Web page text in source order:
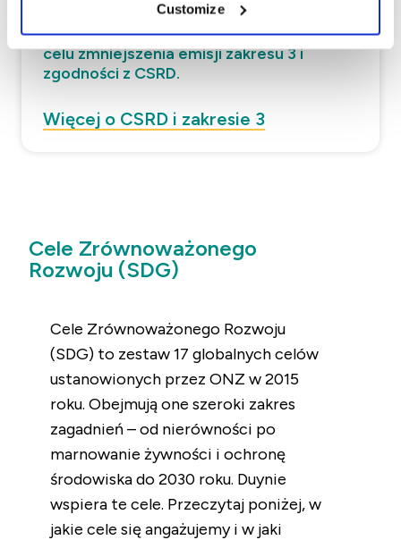
Customize
Wykorzystanie produktów ubocznych w
celu zmniejszenia emisji zakresu 3 i
zgodności z CSRD.
Więcej o CSRD i zakresie 3
Cele Zrównoważonego
Rozwoju (SDG)
Cele Zrównoważonego Rozwoju
(SDG) to zestaw 17 globalnych celów
ustanowionych przez ONZ w 2015
roku. Obejmują one szeroki zakres
zagadnień – od nierówności po
marnowanie żywności i ochronę
środowiska do 2030 roku. Duynie
wspiera te cele. Przeczytaj poniżej, w
jakie cele się angażujemy i w jaki